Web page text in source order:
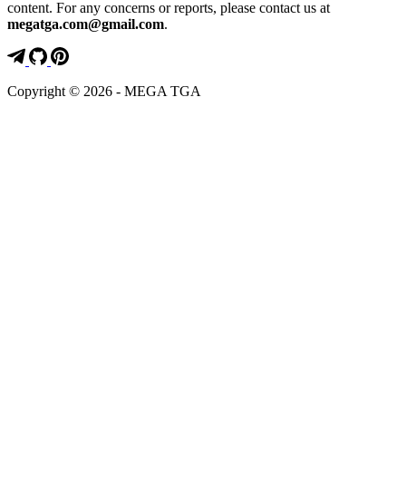
content. For any concerns or reports, please contact us at
megatga.com@gmail.com.
Copyright © 2026 - MEGA TGA